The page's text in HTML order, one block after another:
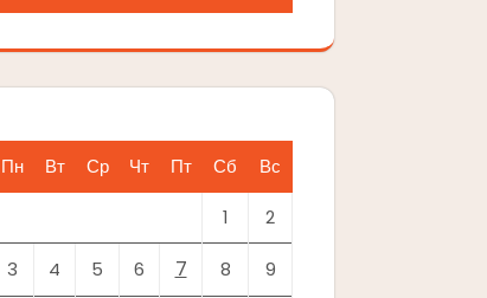
Пн Вт Ср Чт Пт Сб Вс
1 2
3 4 5 6 7 8 9